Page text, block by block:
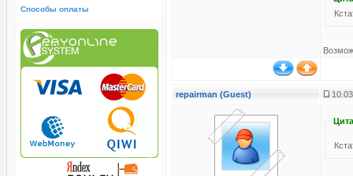
Способы оплаты
repairman (Guest)